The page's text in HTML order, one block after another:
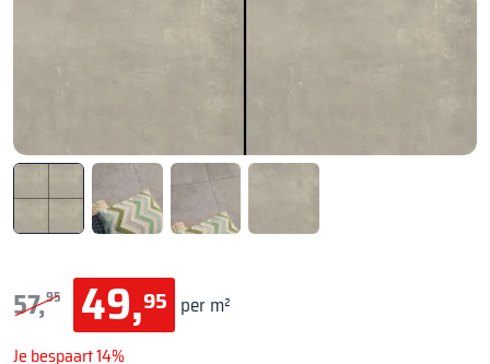
57,95 49,95 per m²
Je bespaart 14%